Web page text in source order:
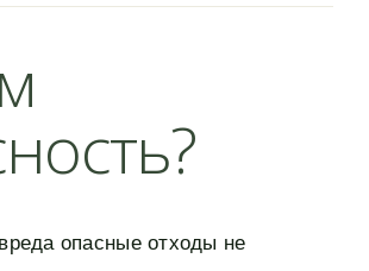
опасные отходы не